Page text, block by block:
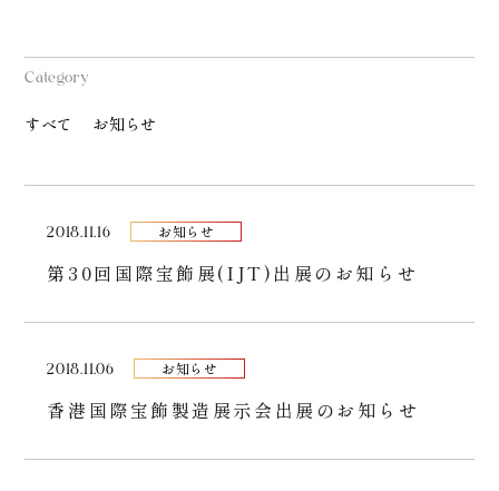
Category
すべて お知らせ
2018.11.16 お知らせ
第30回国際宝飾展(IJT)出展のお知らせ
2018.11.06 お知らせ
香港国際宝飾製造展示会出展のお知らせ